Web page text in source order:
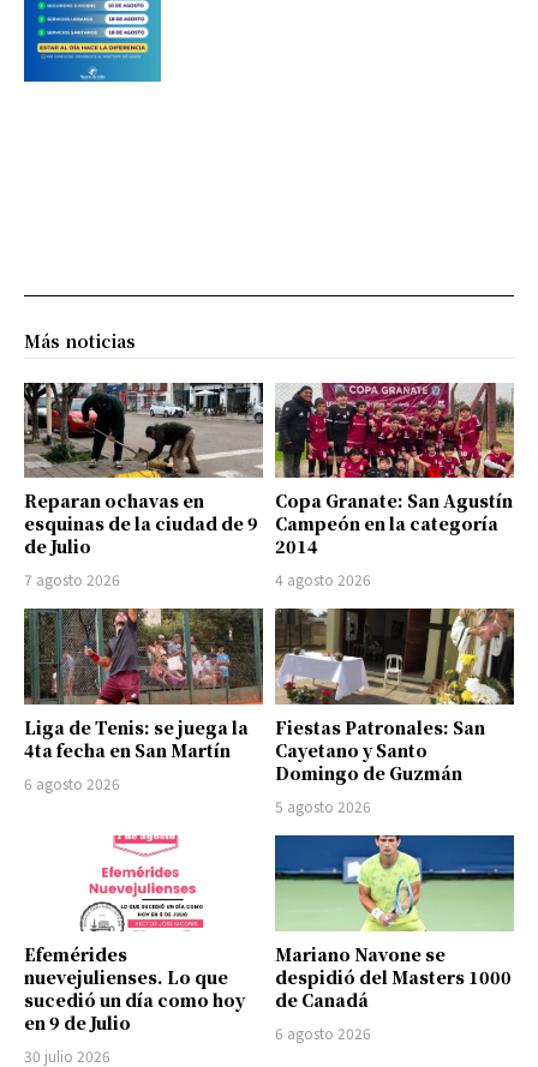
Más noticias
Reparan ochavas en
esquinas de la ciudad de 9
de Julio
7 agosto 2026
Copa Granate: San Agustín
Campeón en la categoría
2014
4 agosto 2026
Liga de Tenis: se juega la
4ta fecha en San Martín
6 agosto 2026
Fiestas Patronales: San
Cayetano y Santo
Domingo de Guzmán
5 agosto 2026
Efemérides
nuevejulienses. Lo que
sucedió un día como hoy
en 9 de Julio
30 julio 2026
Mariano Navone se
despidió del Masters 1000
de Canadá
6 agosto 2026